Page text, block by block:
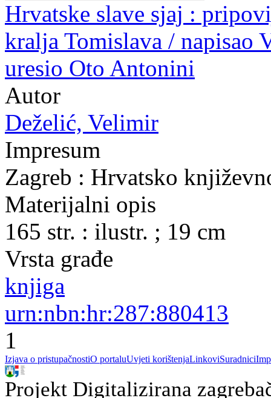
Hrvatske slave sjaj :
kralja Tomislava / napisao
uresio Oto Antonini
Autor
Deželić, Velimir
Impresum
Zagreb : Hrvatsko
Materijalni opis
165 str. : ilustr. ; 19 cm
Vrsta građe
knjiga
urn:nbn:hr:287:880413
1
Izjava o pristupačnostiO portaluUvjeti korištenjaLinkoviSuradnici
Projekt Digitalizirana